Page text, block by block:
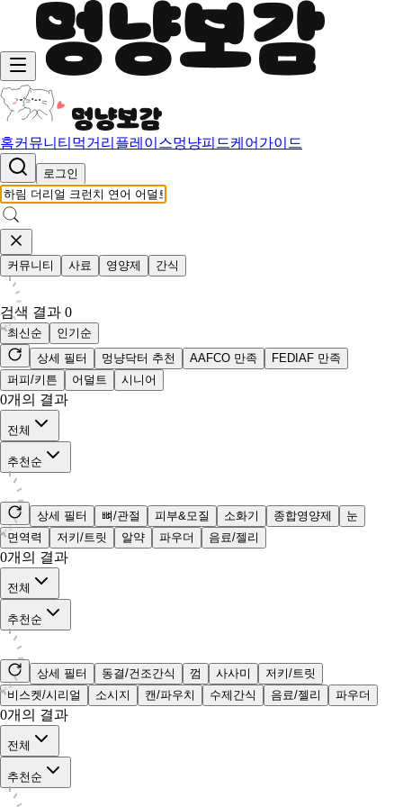
홈커뮤니티 먹거리 플레이스멍냥피드케어가이드
로그인
커뮤니티 사료 영양제 간식
검색 결과 0
최신순
인기순
상세 필터
멍냥닥터 추천 AAFCO 만족
FEDIAF 만족
퍼피/키튼
어덜트 시니어
0개의 결과
전체
추천순
상세 필터 뼈/관절 피부&모질 소화기 종합영양제
눈
면역력
저키/트릿 알약 파우더 음료/젤리
0개의 결과
전체
추천순
상세 필터 동결/건조간식 껌 사사미
저키/트릿
비스켓/시리얼
소시지 캔/파우치 수제간식 음료/젤리 파우더
0개의 결과
전체
추천순